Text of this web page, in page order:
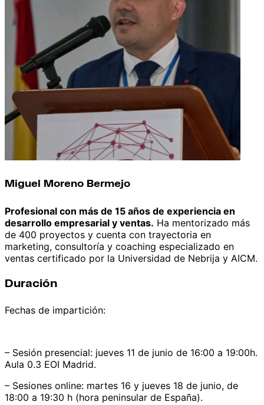
Miguel Moreno Bermejo
Profesional con más de 15 años de experiencia en
desarrollo empresarial y ventas. Ha mentorizado más
de 400 proyectos y cuenta con trayectoria en
marketing, consultoría y coaching especializado en
ventas certificado por la Universidad de Nebrija y AICM.
Duración
Fechas de impartición:
– Sesión presencial: jueves 11 de junio de 16:00 a 19:00h.
Aula 0.3 EOI Madrid.
– Sesiones online: martes 16 y jueves 18 de junio, de
18:00 a 19:30 h (hora peninsular de España).